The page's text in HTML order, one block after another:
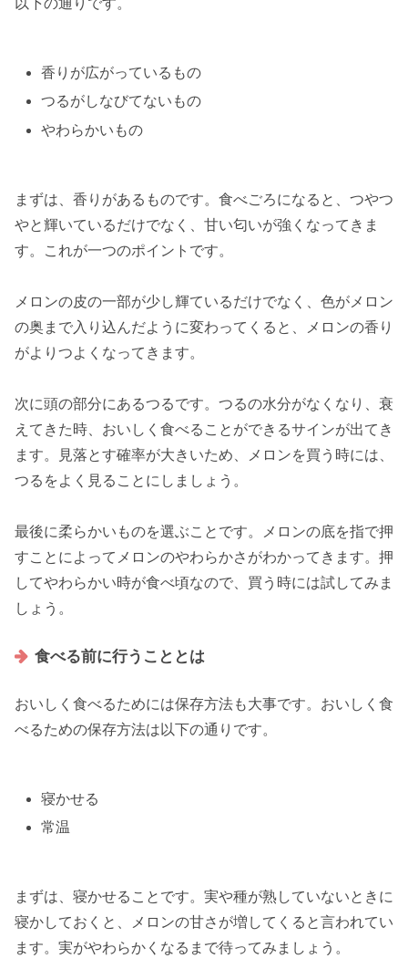
以下の通りです。
香りが広がっているもの
つるがしなびてないもの
やわらかいもの
まずは、香りがあるものです。食べごろになると、つやつ
やと輝いているだけでなく、 甘い匂いが強く なってきま
す。これが一つのポイントです。
メロンの皮の一部が少し輝ているだけでなく、色がメロン
の奥まで入り込んだように変わってくると、メロンの香り
がよりつよくなってきます。
次に頭の部分にあるつるです。つるの水分がなくなり
、衰
えてきた時、おいしく食べることができるサインが出てき
ます。見落とす確率が大きいため、メロンを買う時には、
つるをよく見ることにしましょう。
最後に柔らかいものを選ぶことです。メロンの底を指で押
すことによってメロンのやわらかさがわかってきます。 押
してやわらかい時が食べ頃なので、買う時には試してみま
しょう。
食べる前に行うこととは
おいしく食べるためには保存方法も大事です。おいしく食
べるための保存方法は以下の通りです。
寝かせる
常温
まずは、 寝かせること です。実や種が熟していないときに
寝かしておくと、メロンの甘さが増してくると言われてい
ます。実がやわらかくなるまで待ってみましょう。